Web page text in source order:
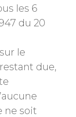
les 6
du 20
le
due,
ne soit